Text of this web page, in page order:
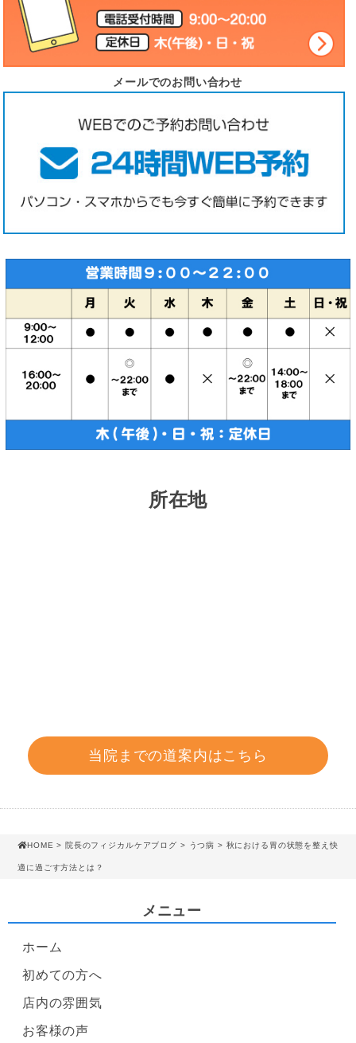
メールでのお問い合わせ
所在地
当院までの道案内はこちら
HOME > 院長のフィジカルケアブログ > うつ病 > 秋における胃の状態を整え快
適に過ごす方法とは？
メニュー
ホーム
初めての方へ
店内の雰囲気
お客様の声